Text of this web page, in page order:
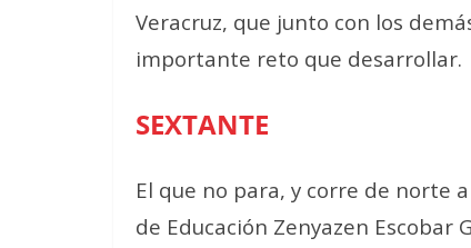
Veracruz, que junto con los
importante reto que desarrollar.
SEXTANTE
El que no para, y corre de norte
de Educación Zenyazen